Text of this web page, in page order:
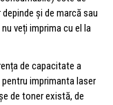
și de marcă sau
veți imprima cu el la
de capacitate a
pentru imprimanta laser
de toner există, de